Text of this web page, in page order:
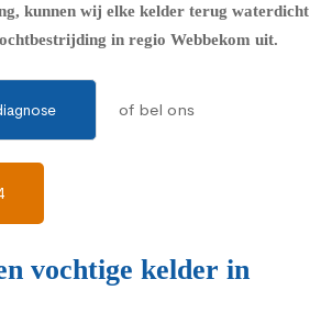
kunnen wij elke kelder terug waterdicht
in regio Webbekom uit.
of bel ons
vochtige kelder in